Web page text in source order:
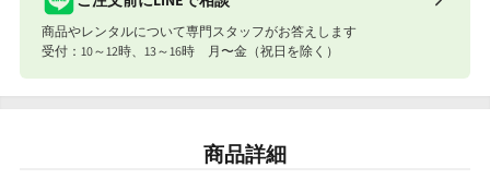
ー
ゼ
ケ
ー
ゼ
ケ
ト
合計8,801円以下
商品やレンタルについて専門スタッフがお答えします
受付：10～12時、13～16時 月〜金（祝日を除く）
商品詳細